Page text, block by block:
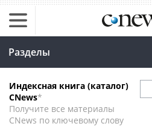
Разделы
Индексная книга (каталог)
CNews*
Получите все материалы
CNews по ключевому слову